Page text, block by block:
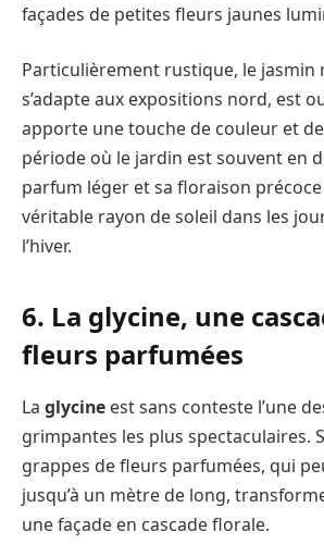
façades de petites fleurs jaunes
Particulièrement rustique, le jasmin
s’adapte aux expositions nord, est
apporte une touche de couleur et
période où le jardin est souvent en
parfum léger et sa floraison
véritable rayon de soleil dans les
l’hiver.
6. La glycine, une
fleurs parfumées
La glycine est sans conteste l’une
grimpantes les plus spectaculaires.
grappes de fleurs parfumées, qui
jusqu’à un mètre de long,
une façade en cascade florale.